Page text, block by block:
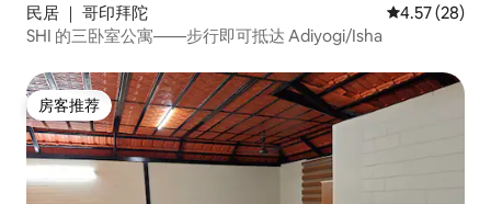
民居 ｜ 哥印拜陀 平均评分
4.57 (28)
SHI 的三卧室公寓——步行即可抵达 Adiyogi/Isha
房客推荐
房客推荐